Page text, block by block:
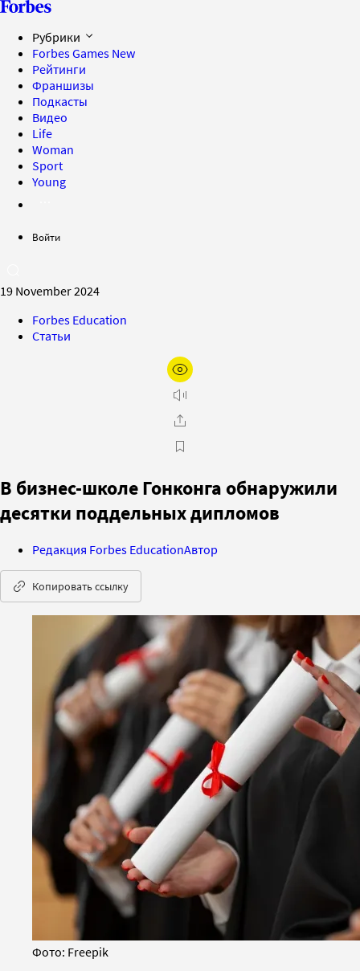
Рубрики
Forbes Games New
Рейтинги
Франшизы
Подкасты
Видео
Life
Woman
Sport
Young
Войти
19 November 2024
Forbes Education
Статьи
В бизнес-школе Гонконга обнаружили
десятки поддельных дипломов
Редакция Forbes EducationАвтор
Копировать ссылку
Фото: Freepik